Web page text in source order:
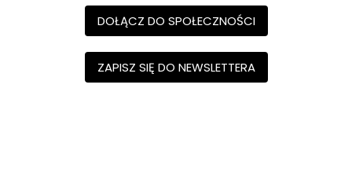
DOŁĄCZ DO SPOŁECZNOŚCI
ZAPISZ SIĘ DO NEWSLETTERA